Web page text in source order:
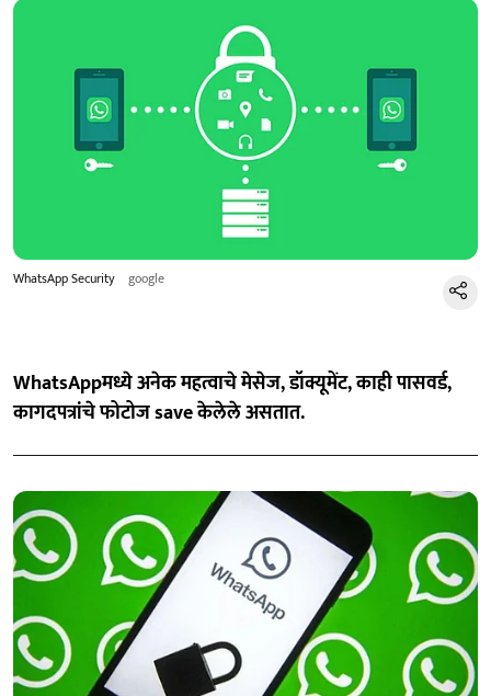
WhatsApp Security google
WhatsAppमध्ये अनेक महत्वाचे मेसेज, डॉक्यूमेंट, काही पासवर्ड,
कागदपत्रांचे फोटोज save केलेले असतात.